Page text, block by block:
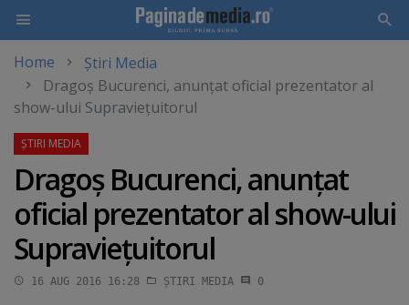
main
content
Home
Știri Media
Dragoş Bucurenci, anunţat oficial prezentator al
show-ului Supravieţuitorul
Dragoş Bucurenci, anunţat
oficial prezentator al show-ului
Supravieţuitorul
16 AUG 2016 16:28 ȘTIRI MEDIA 0